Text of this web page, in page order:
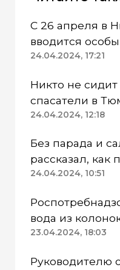
С 26 апреля в
вводится
режим
24.04.2024, 17:21
Никто не
спасатели в
работают в две
24.04.2024, 12:18
Без парада и
рассказал, как
24.04.2024, 10:51
вода из
Казанском
23.04.2024, 18:03
Руководителю